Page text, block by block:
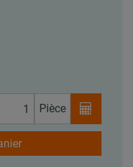
Pièce